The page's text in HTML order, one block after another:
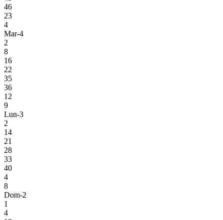
46
23
4
Mar-4
2
8
16
22
35
36
12
9
Lun-3
2
14
21
28
33
40
4
8
Dom-2
1
4